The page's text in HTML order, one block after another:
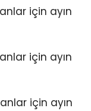
için ayın
için ayın
için ayın